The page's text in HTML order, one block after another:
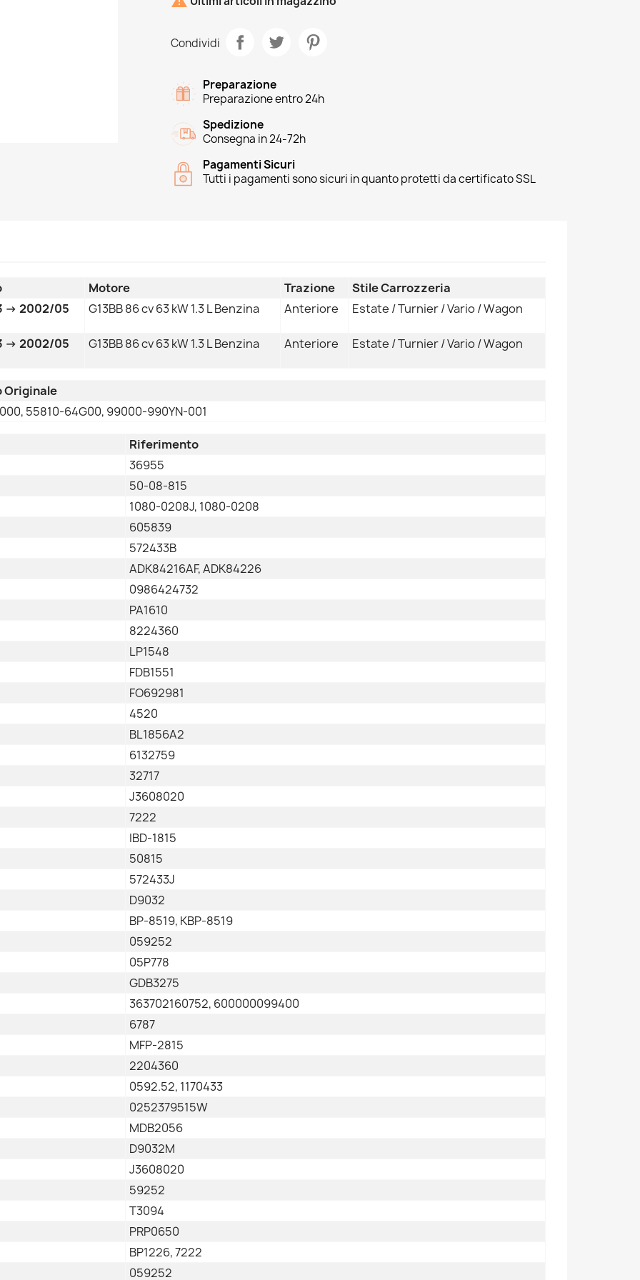
Condividi
Preparazione
Preparazione entro 24h
Spedizione
Consegna in 24-72h
Pagamenti Sicuri
Tutti i pagamenti sono sicuri in quanto protetti da certificato SSL
Motore Trazione
Stile Carrozzeria
→ 2002/05
G13BB 86 cv 63 kW 1.3 L Benzina Anteriore Estate / Turnier / Vario / Wagon
→ 2002/05 G13BB 86 cv 63 kW 1.3 L Benzina Anteriore Estate / Turnier / Vario / Wagon
Originale
55810-64G00, 99000-990YN-001
Riferimento
36955
50-08-815
1080-0208J, 1080-0208
605839
572433B
ADK84216AF, ADK84226
0986424732
PA1610
8224360
LP1548
FDB1551
FO692981
4520
BL1856A2
6132759
32717
J3608020
7222
IBD-1815
50815
572433J
D9032
BP-8519, KBP-8519
059252
05P778
GDB3275
363702160752, 600000099400
6787
MFP-2815
2204360
0592.52, 1170433
0252379515W
MDB2056
D9032M
J3608020
59252
T3094
PRP0650
BP1226, 7222
059252